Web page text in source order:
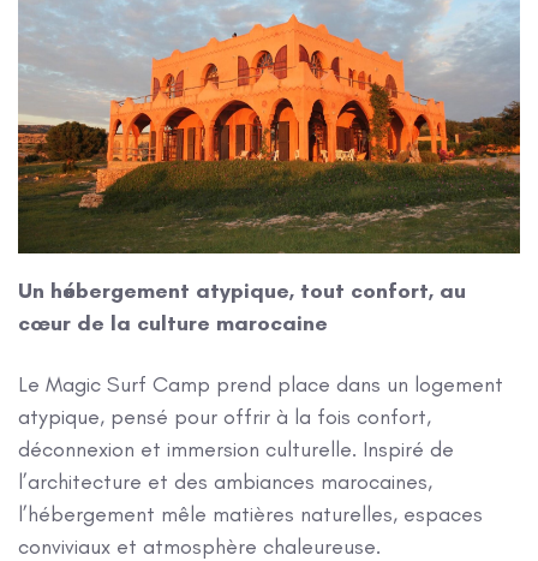
Un hébergement atypique, tout confort, au
cœur de la culture marocaine
Le Magic Surf Camp prend place dans un logement
atypique, pensé pour offrir à la fois confort,
déconnexion et immersion culturelle. Inspiré de
l’architecture et des ambiances marocaines,
l’hébergement mêle matières naturelles, espaces
conviviaux et atmosphère chaleureuse.